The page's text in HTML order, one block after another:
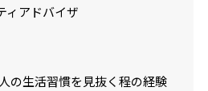
ィアドバイザ
の生活習慣を見抜く程の経験